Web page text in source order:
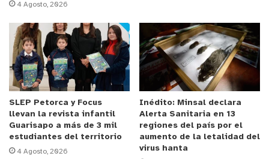
para atender a quienes están pasando por una
situación de salud. La dignidad en la salud parte
por el respeto hacia las personas.
Presentaré mi molestia al director del Hospital
San Martín, pero también me colocaré a
disposición para buscar acciones que nos permitan
atender a la comunidad de mejor manera,
priorizando las urgencias de salud o bien
derivando a nuestra red de salud.
4 Agosto, 2026
SLEP Petorca y Focus
llevan la revista infantil
Guarisapo a más de 3 mil
estudiantes del territorio
4 Agosto, 2026
Inédito: Minsal declara
Alerta Sanitaria en 13
regiones del país por el
aumento de la letalidad del
virus hanta